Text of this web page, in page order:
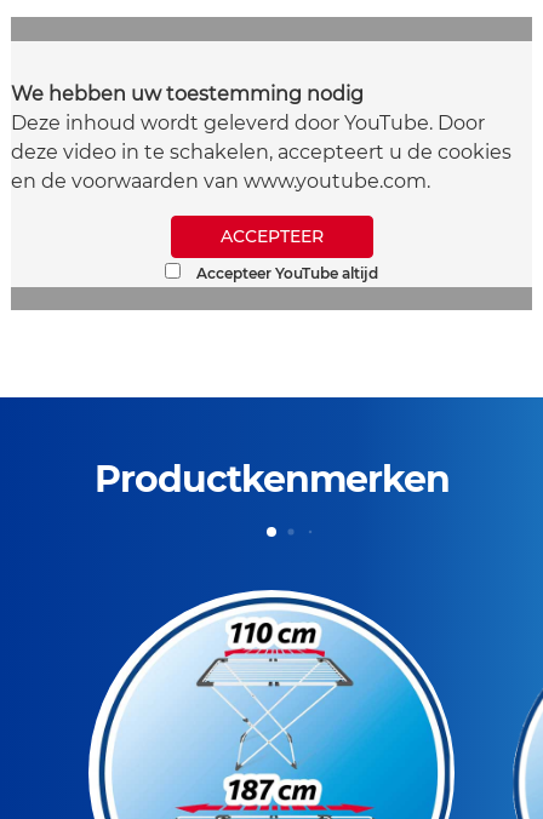
We hebben uw toestemming nodig
Deze inhoud wordt geleverd door YouTube. Door
deze video in te schakelen, accepteert u de cookies
en de voorwaarden van www.youtube.com.
ACCEPTEER
Accepteer YouTube altijd
Productkenmerken